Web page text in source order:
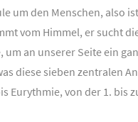
um den Menschen, also
vom Himmel, er sucht
an unserer Seite ein
diese sieben zentralen
Eurythmie, von der 1.